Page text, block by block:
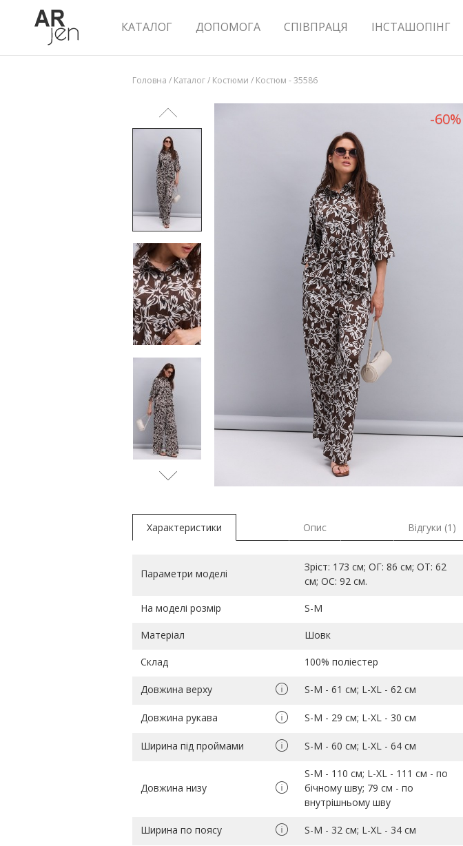
КАТАЛОГ ДОПОМОГА СПІВПРАЦЯ ІНСТАШОПІНГ
Головна / Каталог/ Костюми / Костюм - 35586
-60%
Характеристики Опис Відгуки (1)
Параметри моделі
Зріст: 173 см; ОГ: 86 см; ОТ: 62
см; ОС: 92 см.
На моделі розмір S-M
Матеріал Шовк
Склад 100% поліестер
Довжина верху S-M - 61 см; L-ХL - 62 см
Довжина рукава S-M - 29 см; L-ХL - 30 см
Ширина під проймами S-M - 60 см; L-ХL - 64 см
Довжина низу
S-M - 110 см; L-ХL - 111 см - по
бічному шву; 79 см - по
внутрішньому шву
Ширина по поясу S-M - 32 см; L-ХL - 34 см